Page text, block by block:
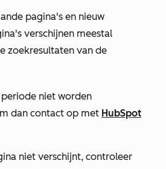
pagina's en nieuw
verschijnen meestal
zoekresultaten van de
niet worden
dan contact op met HubSpot
niet verschijnt, controleer